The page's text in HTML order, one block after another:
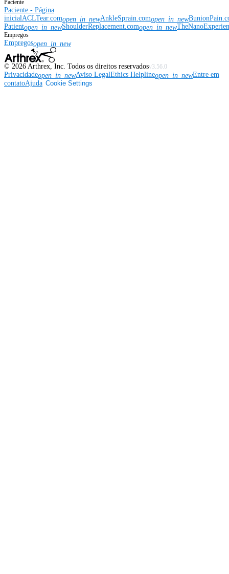
Paciente
Paciente - Página
inicialACLTear.comopen_in_newAnkleSprain.comopen_in_new
Patientopen_in_newShoulderReplacement.comopen_in_new
Empregos
Empregosopen_in_new
© 2026 Arthrex, Inc. Todos os direitos reservadosv3.56.0
Privacidadeopen_in_newAviso LegalEthics Helplineopen_in_newEntre em
contatoAjuda Cookie Settings